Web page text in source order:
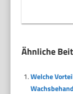
Ähnliche
Welche